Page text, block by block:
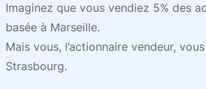
Imaginez que vous vendiez 5% des
basée à Marseille.
Mais vous, l’actionnaire vendeur,
Strasbourg.